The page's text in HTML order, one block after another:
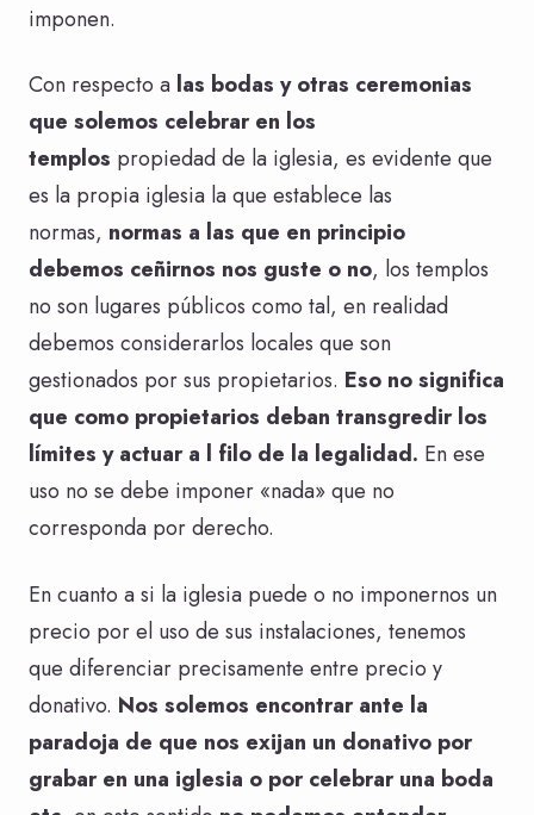
imponen.
Con respecto a las bodas y otras ceremonias
que solemos celebrar en los
templos propiedad de la iglesia, es evidente que
es la propia iglesia la que establece las
normas, normas a las que en principio
debemos ceñirnos nos guste o no, los templos
no son lugares públicos como tal, en realidad
debemos considerarlos locales que son
gestionados por sus propietarios. Eso no significa
que como propietarios deban transgredir los
límites y actuar a l filo de la legalidad. En ese
uso no se debe imponer «nada» que no
corresponda por derecho.
En cuanto a si la iglesia puede o no imponernos un
precio por el uso de sus instalaciones, tenemos
que diferenciar precisamente entre precio y
donativo. Nos solemos encontrar ante la
paradoja de que nos exijan un donativo por
grabar en una iglesia o por celebrar una boda